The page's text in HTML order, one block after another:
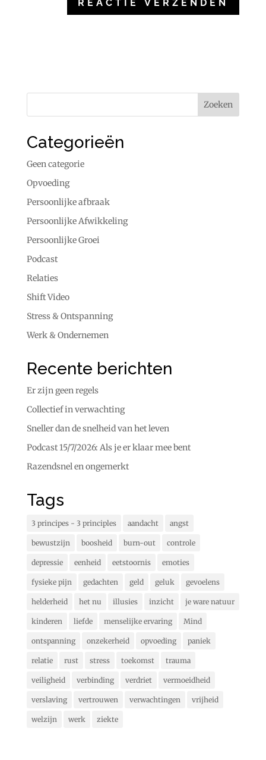
Categorieën
Geen categorie
Opvoeding
Persoonlijke afbraak
Persoonlijke Afwikkeling
Persoonlijke Groei
Podcast
Relaties
Shift Video
Stress & Ontspanning
Werk & Ondernemen
Recente berichten
Er zijn geen regels
Collectief in verwachting
Sneller dan de snelheid van het leven
Podcast 15/7/2026: Als je er klaar mee bent
Razendsnel en ongemerkt
Tags
3 principes - 3 principles aandacht angst
bewustzijn boosheid burn-out controle
depressie eenheid eetstoornis emoties
fysieke pijn gedachten geld geluk gevoelens
helderheid het nu illusies inzicht je ware natuur
kinderen liefde menselijke ervaring Mind
ontspanning onzekerheid opvoeding paniek
relatie rust stress toekomst trauma
veiligheid verbinding verdriet vermoeidheid
verslaving vertrouwen verwachtingen vrijheid
welzijn werk ziekte